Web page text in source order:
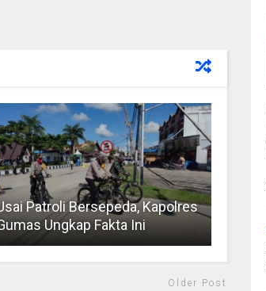
Patroli Bersepeda, Kapolres
Ungkap Fakta Ini
Older Post